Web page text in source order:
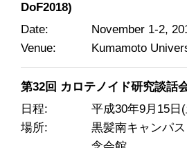
DoF2018)
Date
November 1-2,
Venue
Kumamoto
第32回 カロテノイド研究談話
日程
平成30年9月15日
場所
黒髪南キャンパ